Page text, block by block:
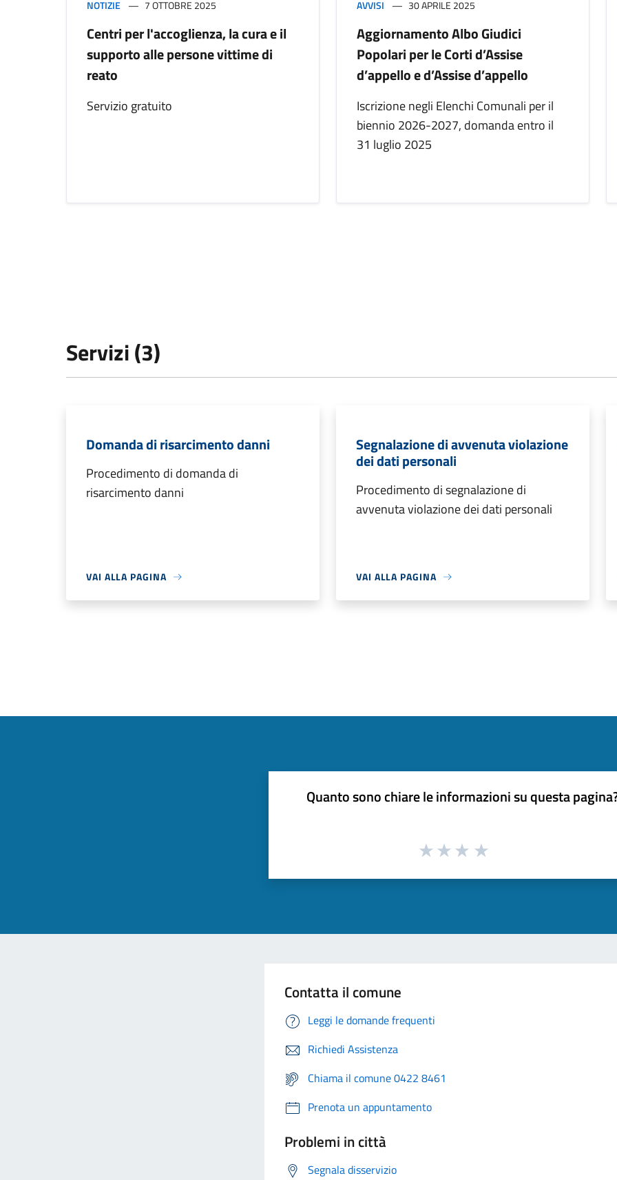
NOTIZIE 7 OTTOBRE 2025
Centri per l'accoglienza, la cura e il
supporto alle persone vittime di
reato
Servizio gratuito
AVVISI 30 APRILE 2025
Aggiornamento Albo Giudici
Popolari per le Corti d’Assise
d’appello e d’Assise d’appello
Iscrizione negli Elenchi Comunali per il
biennio 2026-2027, domanda entro il
31 luglio 2025
Servizi (3)
Domanda di risarcimento danni
Procedimento di domanda di
risarcimento danni
VAI ALLA PAGINA
Segnalazione di avvenuta violazione
dei dati personali
Procedimento di segnalazione di
avvenuta violazione dei dati personali
VAI ALLA PAGINA
Quanto sono chiare le informazioni su questa
Contatta il comune
Leggi le domande frequenti
Richiedi Assistenza
Chiama il comune 0422 8461
Prenota un appuntamento
Problemi in città
Segnala disservizio